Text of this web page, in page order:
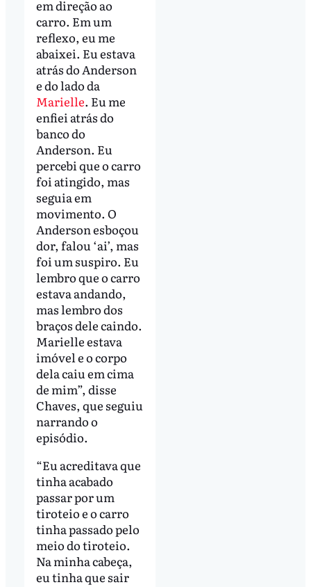
em direção ao
carro. Em um
reflexo, eu me
abaixei. Eu estava
atrás do Anderson
e do lado da
Marielle. Eu me
enfiei atrás do
banco do
Anderson. Eu
percebi que o carro
foi atingido, mas
seguia em
movimento. O
Anderson esboçou
dor, falou ‘ai’, mas
foi um suspiro. Eu
lembro que o carro
estava andando,
mas lembro dos
braços dele caindo.
Marielle estava
imóvel e o corpo
dela caiu em cima
de mim”, disse
Chaves, que seguiu
narrando o
episódio.
“Eu acreditava que
tinha acabado
passar por um
tiroteio e o carro
tinha passado pelo
meio do tiroteio.
Na minha cabeça,
eu tinha que sair